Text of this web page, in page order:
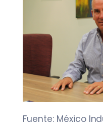
Fuente: México